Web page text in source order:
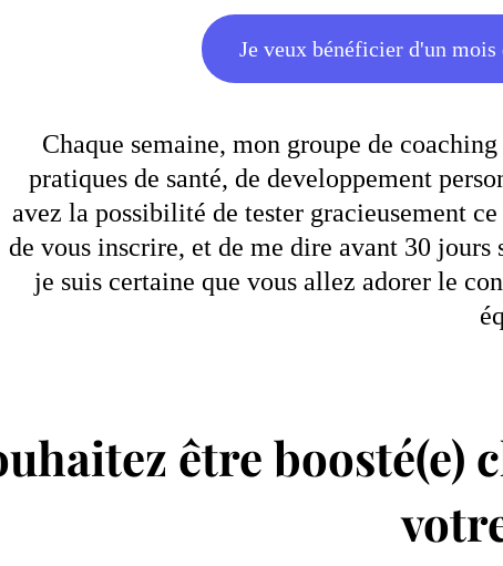
Je veux bénéficier d'un
Chaque semaine, mon groupe de
pratiques de santé, de developpement
avez la possibilité de tester gracieusement
de vous inscrire, et de me dire avant 30
je suis certaine que vous allez adorer le
être boosté(e)